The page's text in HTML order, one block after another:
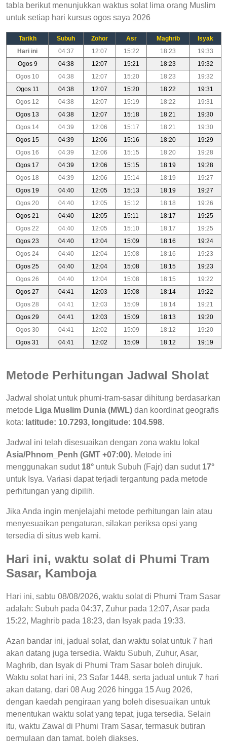
tabla berikut menunjukkan waktus solat lima orang Muslim
untuk setiap hari kursus ogos saya 2026
Tarikh Subuh Zohor Asr Maghrib
Isyak
Hari ini
04:37 12:07 15:22 18:23
19:33
Ogos 9
04:38 12:07 15:21 18:23
19:32
Ogos 10
04:38 12:07 15:20 18:23
19:32
Ogos 11
04:38 12:07 15:20 18:22
19:31
Ogos 12
04:38 12:07 15:19 18:22
19:31
Ogos 13
04:38 12:07 15:18 18:21
19:30
Ogos 14
04:39 12:06 15:17 18:21
19:30
Ogos 15
04:39 12:06 15:16 18:20
19:29
Ogos 16
04:39 12:06 15:15 18:20
19:28
Ogos 17
04:39 12:06 15:15 18:19
19:28
Ogos 18
04:39 12:06 15:14 18:19
19:27
Ogos 19
04:40 12:05 15:13 18:19
19:27
Ogos 20
04:40 12:05 15:12 18:18
19:26
Ogos 21
04:40 12:05 15:11 18:17
19:25
Ogos 22
04:40 12:05 15:10 18:17
19:25
Ogos 23
04:40 12:04 15:09 18:16
19:24
Ogos 24
04:40 12:04 15:08 18:16
19:23
Ogos 25
04:40 12:04 15:08 18:15
19:23
Ogos 26
04:40 12:04 15:08 18:15
19:22
Ogos 27
04:41 12:03 15:08 18:14
19:22
Ogos 28
04:41 12:03 15:09 18:14
19:21
Ogos 29
04:41 12:03 15:09 18:13
19:20
Ogos 30
04:41 12:02 15:09 18:12
19:20
Ogos 31
04:41 12:02 15:09 18:12 19:19
Metode Perhitungan Jadwal Sholat
Jadwal sholat untuk phumi-tram-sasar dihitung berdasarkan
metode Liga Muslim Dunia (MWL) dan koordinat geografis
kota: latitude: 10.7293, longitude: 104.598.
Jadwal ini telah disesuaikan dengan zona waktu lokal
Asia/Phnom_Penh (GMT +07:00). Metode ini
menggunakan sudut 18° untuk Subuh (Fajr) dan sudut 17°
untuk Isya. Variasi dapat terjadi tergantung pada metode
perhitungan yang dipilih.
Jika Anda ingin menjelajahi metode perhitungan lain atau
menyesuaikan pengaturan, silakan periksa opsi yang
tersedia di situs web kami.
Hari ini, waktu solat di Phumi Tram
Sasar, Kamboja
Hari ini, sabtu 08/08/2026, waktu solat di Phumi Tram Sasar
adalah: Subuh pada 04:37, Zuhur pada 12:07, Asar pada
15:22, Maghrib pada 18:23, dan Isyak pada 19:33.
Azan bandar ini, jadual solat, dan waktu solat untuk 7 hari
akan datang juga tersedia. Waktu Subuh, Zuhur, Asar,
Maghrib, dan Isyak di Phumi Tram Sasar boleh dirujuk.
Waktu solat hari ini, 23 Safar 1448, serta jadual untuk 7 hari
akan datang, dari 08 Aug 2026 hingga 15 Aug 2026,
dengan kaedah pengiraan yang boleh disesuaikan untuk
menentukan waktu solat yang tepat, juga tersedia. Selain
itu, waktu Zawal di Phumi Tram Sasar, termasuk butiran
permulaan dan tamat, boleh diakses.